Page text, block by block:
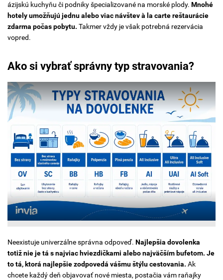
ázijskú kuchyňu či podniky špecializované na morské plody. Mnohé
hotely umožňujú jednu alebo viac návštev à la carte reštaurácie
zdarma počas pobytu. Takmer vždy je však potrebná rezervácia
vopred.
Ako si vybrať správny typ stravovania?
Neexistuje univerzálne správna odpoveď. Najlepšia dovolenka
totiž nie je tá s najviac hviezdičkami alebo najväčším bufetom. Je
to tá, ktorá najlepšie zodpovedá vášmu štýlu cestovania. Ak
chcete každý deň objavovať nové miesta, postačia vám raňajky